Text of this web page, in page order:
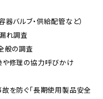
器バルブ・供給配管など）
れ調査
般の調査
や修理の協力呼びかけ
を防ぐ「長期使用製品安全